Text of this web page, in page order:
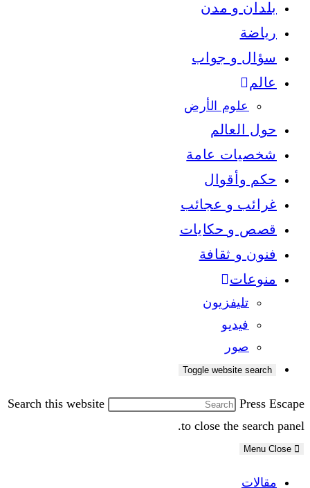
بلدان و مدن
رياضة
سؤال و جواب
عالم
علوم الأرض
حول العالم
شخصيات عامة
حكم وأقوال
غرائب و عجائب
قصص و حكايات
فنون و ثقافة
منوعات
تليفزيون
فيديو
صور
Toggle website search
Search this website
Press Escape
to close the search panel.
Menu Close
مقالات